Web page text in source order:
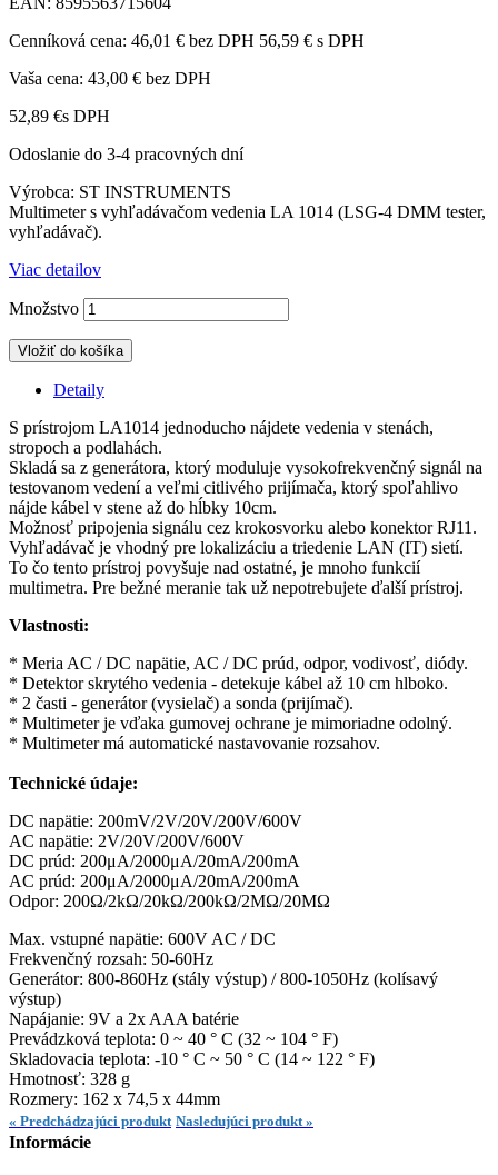
Cenníková cena: 46,01 € bez DPH 56,59 € s DPH
Vaša cena: 43,00 € bez DPH
52,89 €s DPH
Odoslanie do 3-4 pracovných dní
Výrobca: ST INSTRUMENTS
Multimeter s vyhľadávačom vedenia LA 1014 (LSG-4 DMM tester,
vyhľadávač).
Viac detailov
Množstvo
Vložiť do košíka
Detaily
S prístrojom LA1014 jednoducho nájdete vedenia v stenách,
stropoch a podlahách.
Skladá sa z generátora, ktorý moduluje vysokofrekvenčný signál na
testovanom vedení a veľmi citlivého prijímača, ktorý spoľahlivo
nájde kábel v stene až do hĺbky 10cm.
Možnosť pripojenia signálu cez krokosvorku alebo konektor RJ11.
Vyhľadávač je vhodný pre lokalizáciu a triedenie LAN (IT) sietí.
To čo tento prístroj povyšuje nad ostatné, je mnoho funkcií
multimetra. Pre bežné meranie tak už nepotrebujete ďalší prístroj.
Vlastnosti:
* Meria AC / DC napätie, AC / DC prúd, odpor, vodivosť, diódy.
* Detektor skrytého vedenia - detekuje kábel až 10 cm hlboko.
* 2 časti - generátor (vysielač) a sonda (prijímač).
* Multimeter je vďaka gumovej ochrane je mimoriadne odolný.
* Multimeter má automatické nastavovanie rozsahov.
Technické údaje:
DC napätie: 200mV/2V/20V/200V/600V
AC napätie: 2V/20V/200V/600V
DC prúd: 200μA/2000μA/20mA/200mA
AC prúd: 200μA/2000μA/20mA/200mA
Odpor: 200Ω/2kΩ/20kΩ/200kΩ/2MΩ/20MΩ
Max. vstupné napätie: 600V AC / DC
Frekvenčný rozsah: 50-60Hz
Generátor: 800-860Hz (stály výstup) / 800-1050Hz (kolísavý
výstup)
Napájanie: 9V a 2x AAA batérie
Prevádzková teplota: 0 ~ 40 ° C (32 ~ 104 ° F)
Skladovacia teplota: -10 ° C ~ 50 ° C (14 ~ 122 ° F)
Hmotnosť: 328 g
Rozmery: 162 x 74,5 x 44mm
« Predchádzajúci produkt Nasledujúci produkt »
Informácie